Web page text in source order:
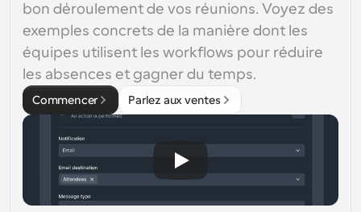
bon déroulement de vos réunions. Voyez des
exemples concrets de la manière dont les
équipes utilisent les workflows pour réduire
les absences et gagner du temps.
Commencer Parlez aux ventes